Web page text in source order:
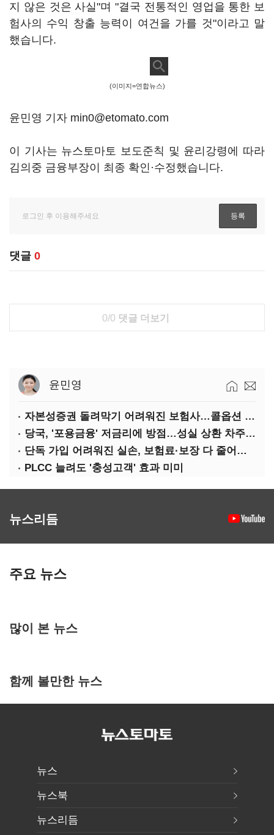
지 않은 것은 사실"며 "결국 전통적인 영업을 통한 보
험사의 수익 창출 능력이 여건을 가를 것"이라고 말
했습니다.
(이미지=연합뉴스)
윤민영 기자 min0@etomato.com
이 기사는 뉴스토마토 보도준칙 및 윤리강령에 따라
김의중 금융부장이 최종 확인·수정했습니다.
댓글 0
0/0 댓글 더보기
윤민영
자본성증권 돌려막기 어려워진 보험사…콜옵션 부담 급증
당국, '포용금융' 저금리에 방점…성실 상환 차주는 '역차별'
단독 가입 어려워진 실손, 보험료·보장 다 줄어든 5세대는?
PLCC 늘려도 '충성고객' 효과 미미
뉴스리듬
주요 뉴스
많이 본 뉴스
함께 볼만한 뉴스
뉴스
뉴스북
뉴스리듬